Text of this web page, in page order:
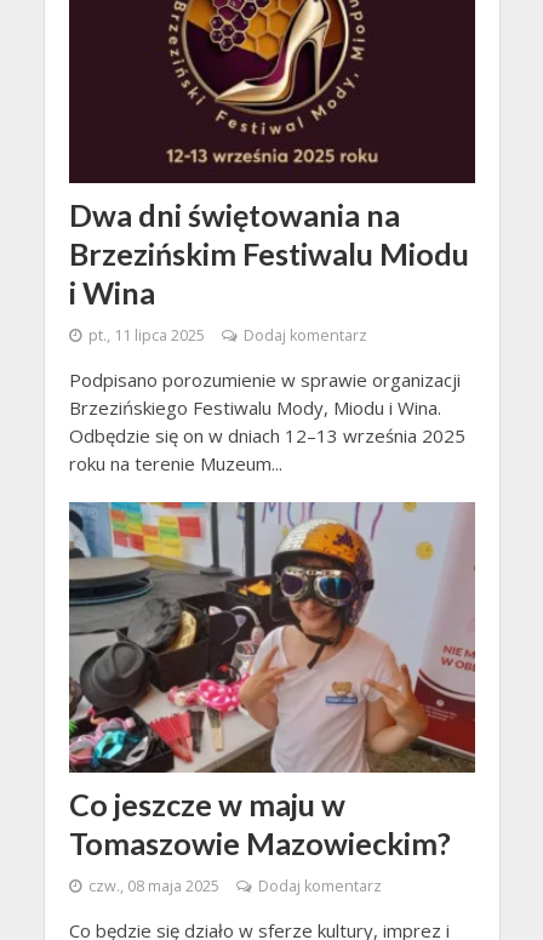
Dwa dni świętowania na
Brzezińskim Festiwalu Miodu
i Wina
pt., 11 lipca 2025 Dodaj komentarz
Podpisano porozumienie w sprawie organizacji
Brzezińskiego Festiwalu Mody, Miodu i Wina.
Odbędzie się on w dniach 12–13 września 2025
roku na terenie Muzeum...
Co jeszcze w maju w
Tomaszowie Mazowieckim?
czw., 08 maja 2025 Dodaj komentarz
Co będzie się działo w sferze kultury, imprez i